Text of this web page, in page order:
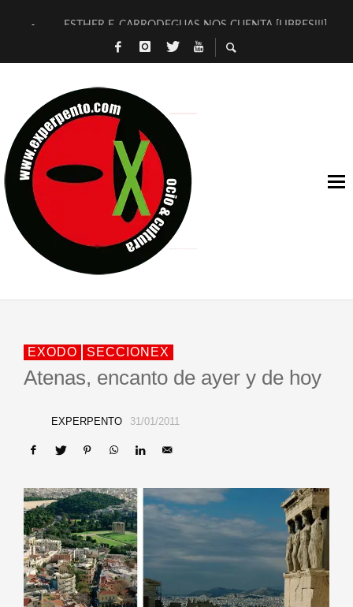
ESTHER F. CARRODEGUAS NOS CUENTA [LIBRES!!!]
[TERRA DE GUAPES] DE SANDRA MONFORT
TIMBRE 4, LA ESCUELA DEL DIRECTOR TEATRAL CLAUDIO
30 AÑOS (NO ES NADA) DE LA KATARSIS DEL TOMATAZO
MILITARES JUDÍAS EN #EXVITA
D’BALDOMEROS REINVENTAN [BITÁCORA 3.0] EN EXVITA
MARSHALL FLASH PRESENTA EN EXVITA [RELATIVA
JOFRE BARDAGÍ EN EXVITA INTERPRETANDO A SERRAT
EXODO SECCIONEX
Atenas, encanto de ayer y de hoy
EXPERPENTO 31/01/2011